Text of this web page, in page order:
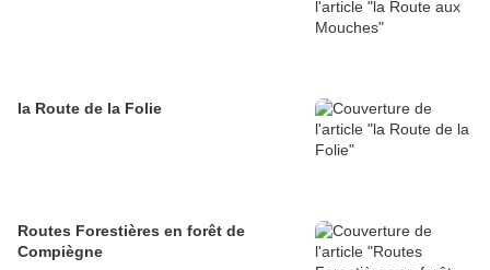
la Route de la Folie
Routes Forestières en forêt de
Compiègne